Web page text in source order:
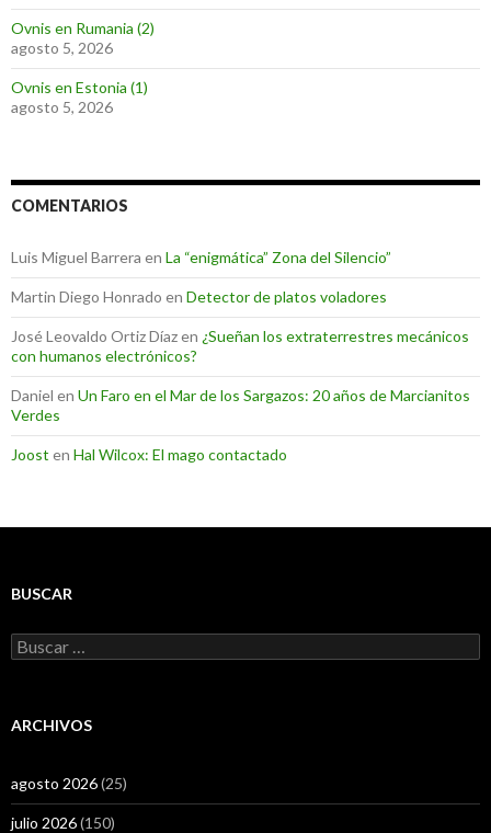
Ovnis en Rumania (2)
agosto 5, 2026
Ovnis en Estonia (1)
agosto 5, 2026
COMENTARIOS
Luis Miguel Barrera en La “enigmática” Zona del Silencio”
Martin Diego Honrado en Detector de platos voladores
José Leovaldo Ortiz Díazen ¿Sueñan los extraterrestres mecánicos
con humanos electrónicos?
Daniel en Un Faro en el Mar de los Sargazos: 20 años de Marcianitos
Verdes
Joost en Hal Wilcox: El mago contactado
BUSCAR
Buscar:
ARCHIVOS
agosto 2026(25)
julio 2026(150)